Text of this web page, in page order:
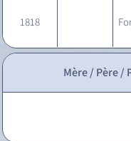
1818
Mère / Père /